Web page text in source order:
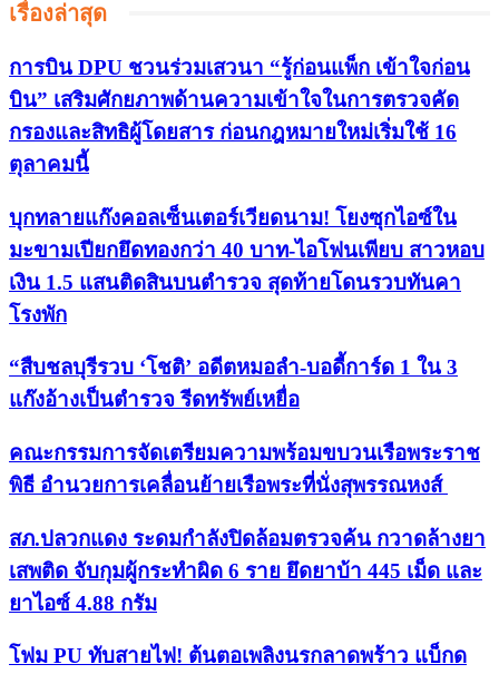
เรื่องล่าสุด
การบิน DPU ชวนร่วมเสวนา “รู้ก่อนแพ็ก เข้าใจก่อน
บิน” เสริมศักยภาพด้านความเข้าใจในการตรวจคัด
กรองและสิทธิผู้โดยสาร ก่อนกฎหมายใหม่เริ่มใช้ 16
ตุลาคมนี้
บุกทลายแก๊งคอลเซ็นเตอร์เวียดนาม! โยงซุกไอซ์ใน
มะขามเปียกยึดทองกว่า 40 บาท-ไอโฟนเพียบ สาวหอบ
เงิน 1.5 แสนติดสินบนตำรวจ สุดท้ายโดนรวบทันคา
โรงพัก
“สืบชลบุรีรวบ ‘โชติ’ อดีตหมอลำ-บอดี้การ์ด 1 ใน 3
แก๊งอ้างเป็นตำรวจ รีดทรัพย์เหยื่อ
คณะกรรมการจัดเตรียมความพร้อมขบวนเรือพระราช
พิธี อำนวยการเคลื่อนย้ายเรือพระที่นั่งสุพรรณหงส์
สภ.ปลวกแดง ระดมกำลังปิดล้อมตรวจค้น กวาดล้างยา
เสพติด จับกุมผู้กระทำผิด 6 ราย ยึดยาบ้า 445 เม็ด และ
ยาไอซ์ 4.88 กรัม
โฟม PU ทับสายไฟ! ต้นตอเพลิงนรกลาดพร้าว แบ็กด